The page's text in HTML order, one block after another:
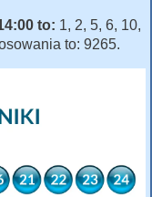
to: 1, 2, 5, 6, 10,
to: 9265.